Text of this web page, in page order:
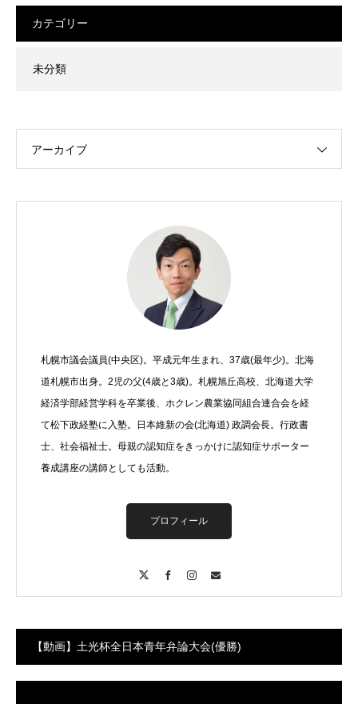
カテゴリー
未分類
アーカイブ
札幌市議会議員(中央区)。平成元年生まれ、37歳(最年少)。北海
道札幌市出身。2児の父(4歳と3歳)。札幌旭丘高校、北海道大学
経済学部経営学科を卒業後、ホクレン農業協同組合連合会を経
て松下政経塾に入塾。日本維新の会(北海道) 政調会長。行政書
士、社会福祉士。母親の認知症をきっかけに認知症サポーター
養成講座の講師としても活動。
プロフィール
【動画】土光杯全日本青年弁論大会(優勝)